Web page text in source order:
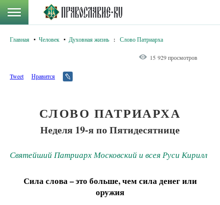
Главная Человек Духовная жизнь : Слово Патриарха
15 929 просмотров
Tweet Нравится
СЛОВО ПАТРИАРХА
Неделя 19-я по Пятидесятнице
Святейший Патриарх Московский и всея Руси Кирилл
Сила слова – это больше, чем сила денег или
оружия